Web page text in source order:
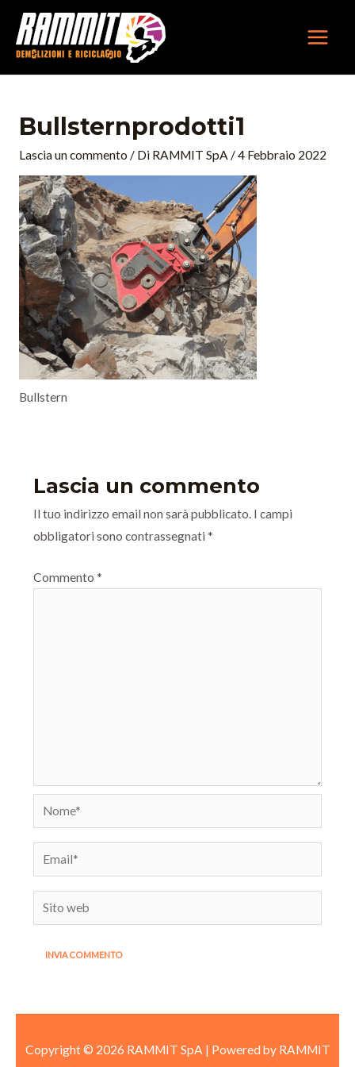
contenuto
Bullsternprodotti1
Lascia un commento / Di RAMMIT SpA /4 Febbraio 2022
Bullstern
Lascia un commento
Il tuo indirizzo email non sarà pubblicato. I campi
obbligatori sono contrassegnati *
Commento *
Nome*
Email*
Sito
web
Copyright © 2026 RAMMIT SpA | Powered by RAMMIT